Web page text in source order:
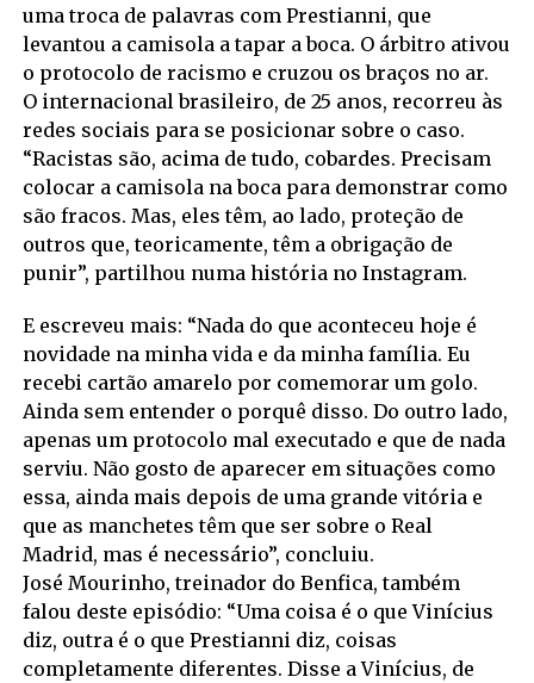
uma troca de palavras com Prestianni, que
levantou a camisola a tapar a boca. O árbitro ativou
o protocolo de racismo e cruzou os braços no ar.
O internacional brasileiro, de 25 anos, recorreu às
redes sociais para se posicionar sobre o caso.
“Racistas são, acima de tudo, cobardes. Precisam
colocar a camisola na boca para demonstrar como
são fracos. Mas, eles têm, ao lado, proteção de
outros que, teoricamente, têm a obrigação de
punir”, partilhou numa história no Instagram.
E escreveu mais: “Nada do que aconteceu hoje é
novidade na minha vida e da minha família. Eu
recebi cartão amarelo por comemorar um golo.
Ainda sem entender o porquê disso. Do outro lado,
apenas um protocolo mal executado e que de nada
serviu. Não gosto de aparecer em situações como
essa, ainda mais depois de uma grande vitória e
que as manchetes têm que ser sobre o Real
Madrid, mas é necessário”, concluiu.
José Mourinho, treinador do Benfica, também
falou deste episódio: “Uma coisa é o que Vinícius
diz, outra é o que Prestianni diz, coisas
completamente diferentes. Disse a Vinícius, de